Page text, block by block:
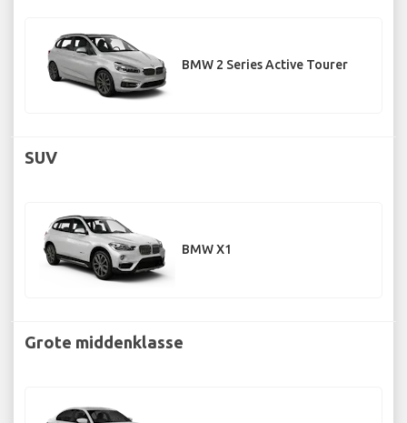
BMW 2 Series Active Tourer
SUV
BMW X1
Grote middenklasse